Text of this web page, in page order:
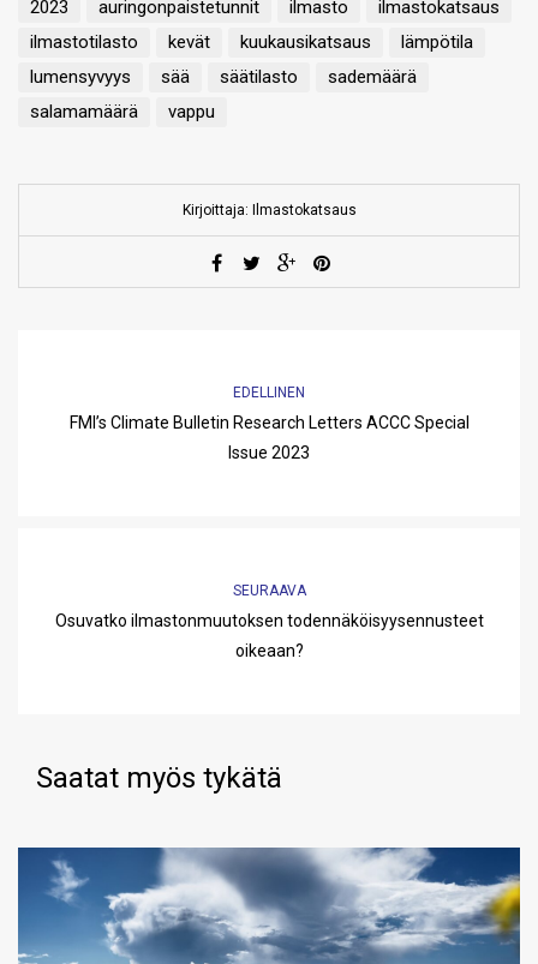
2023 auringonpaistetunnit ilmasto
ilmastokatsaus
ilmastotilasto
kevät kuukausikatsaus
lämpötila
lumensyvyys
sää säätilasto
sademäärä
salamamäärä
vappu
Kirjoittaja: Ilmastokatsaus
EDELLINEN
FMI’s Climate Bulletin Research Letters ACCC Special
Issue 2023
SEURAAVA
Osuvatko ilmastonmuutoksen todennäköisyysennusteet
oikeaan?
Saatat myös tykätä